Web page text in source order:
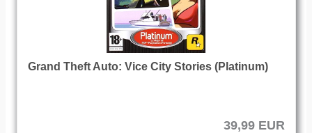
Grand Theft Auto: Vice City Stories (Platinum)
39,99 EUR